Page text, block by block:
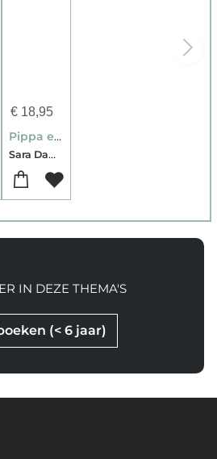
€ 18,95
Pippa en de vermiste egel
Sara Damme
(< 6 jaar)
IN DEZE THEMA'S